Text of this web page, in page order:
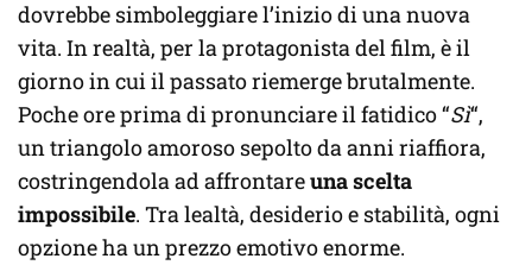
dovrebbe simboleggiare l’inizio di una nuova
vita. In realtà, per la protagonista del film, è il
giorno in cui il passato riemerge brutalmente.
Poche ore prima di pronunciare il fatidico “Sì“,
un triangolo amoroso sepolto da anni riaffiora,
costringendola ad affrontareuna scelta
impossibile. Tra lealtà, desiderio e stabilità, ogni
opzione ha un prezzo emotivo enorme.